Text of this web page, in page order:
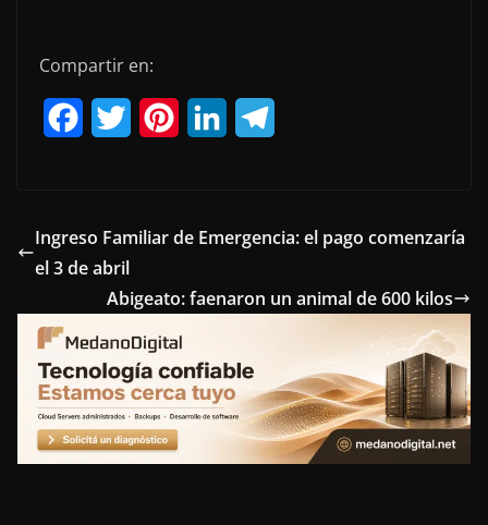
Compartir en:
e
b
o
o
k
t
e
r
t
r
e
s
k
d
n
e
r
m
Ingreso Familiar de Emergencia: el pago comenzaría
el 3 de abril
Abigeato: faenaron un animal de 600 kilos